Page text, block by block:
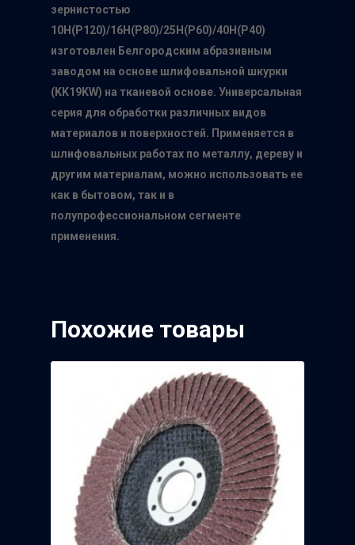
зернистостью
10Н(Р120)/16Н(Р80)/25H(P60)/40H(P40)
изготовлен Белгородским абразивным
заводом на основе шлифовальной шкурки
(KK19KW) на тканевой основе. Универсальная
серия для обработки различных видов
материалов и поверхностей. Применяется в
шлифовальных работах по металлу, дереву и
другим материалам, можно использовать ее
как в бытовом, так и в
полупрофессиональном сегменте
применения.
Похожие товары
Главная
О нас
Каталог
Группа компаний
ISMAFLEX
Полимерпласт
3Д Крестики
Волжский
Завод
Речицкий Метизный
Точки продаж